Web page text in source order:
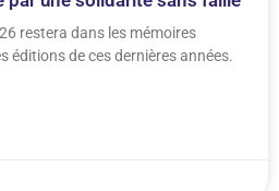
restera dans les mémoires
éditions de ces dernières années.